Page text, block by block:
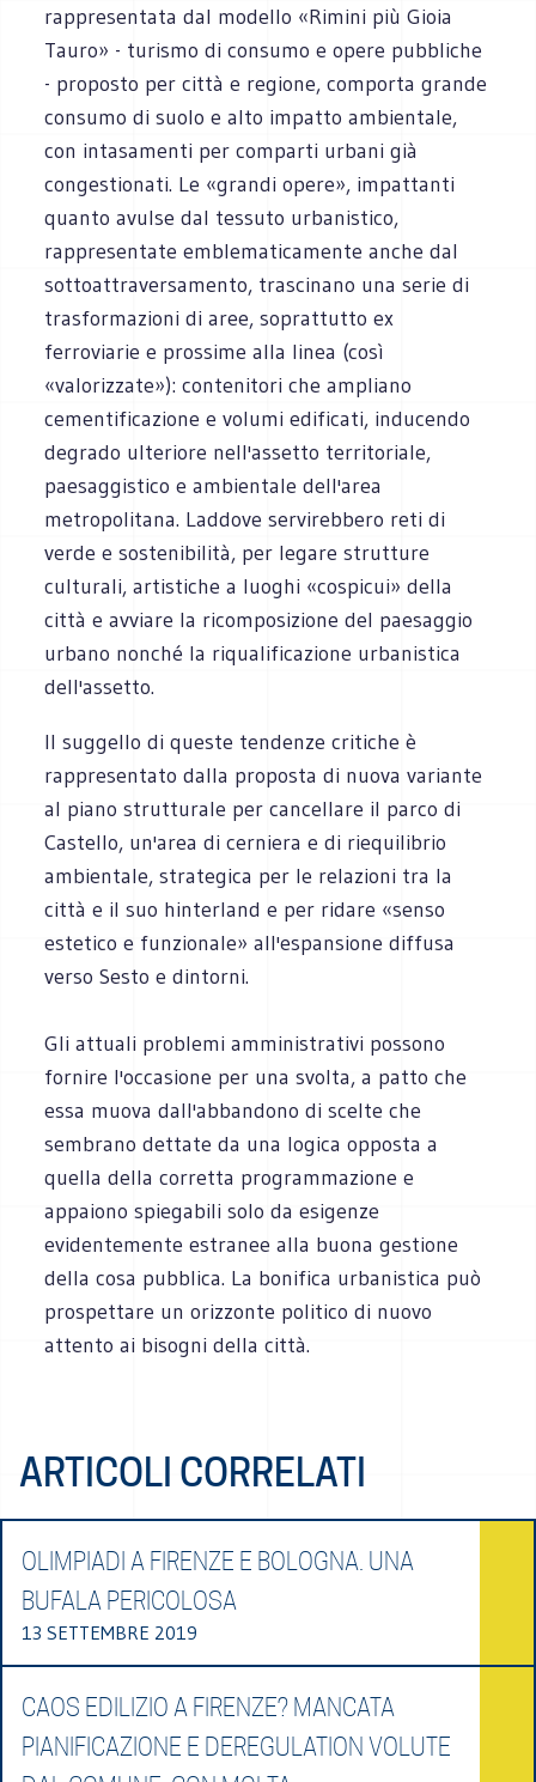
rappresentata dal modello «Rimini più Gioia
Tauro» - turismo di consumo e opere pubbliche
- proposto per città e regione, comporta grande
consumo di suolo e alto impatto ambientale,
con intasamenti per comparti urbani già
congestionati. Le «grandi opere», impattanti
quanto avulse dal tessuto urbanistico,
rappresentate emblematicamente anche dal
sottoattraversamento, trascinano una serie di
trasformazioni di aree, soprattutto ex
ferroviarie e prossime alla linea (così
«valorizzate»): contenitori che ampliano
cementificazione e volumi edificati, inducendo
degrado ulteriore nell'assetto territoriale,
paesaggistico e ambientale dell'area
metropolitana. Laddove servirebbero reti di
verde e sostenibilità, per legare strutture
culturali, artistiche a luoghi «cospicui» della
città e avviare la ricomposizione del paesaggio
urbano nonché la riqualificazione urbanistica
dell'assetto.
Il suggello di queste tendenze critiche è
rappresentato dalla proposta di nuova variante
al piano strutturale per cancellare il parco di
Castello, un'area di cerniera e di riequilibrio
ambientale, strategica per le relazioni tra la
città e il suo hinterland e per ridare «senso
estetico e funzionale» all'espansione diffusa
verso Sesto e dintorni.
Gli attuali problemi amministrativi possono
fornire l'occasione per una svolta, a patto che
essa muova dall'abbandono di scelte che
sembrano dettate da una logica opposta a
quella della corretta programmazione e
appaiono spiegabili solo da esigenze
evidentemente estranee alla buona gestione
della cosa pubblica. La bonifica urbanistica può
prospettare un orizzonte politico di nuovo
attento ai bisogni della città.
ARTICOLI CORRELATI
OLIMPIADI A FIRENZE E BOLOGNA. UNA
BUFALA PERICOLOSA
13 SETTEMBRE 2019
CAOS EDILIZIO A FIRENZE? MANCATA
PIANIFICAZIONE E DEREGULATION VOLUTE